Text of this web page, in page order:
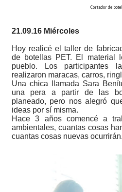
Cortador de
21.09.16 Miércoles
Hoy realicé el taller de
de botellas PET. El material
pueblo. Los participantes
realizaron maracas, carros,
Una chica llamada Sara
una pera a partir de las
planeado, pero nos alegró
ideas por sí misma.
Hace 3 años comencé a
ambientales, cuantas cosas
cuantas cosas nuevas ocurrirán.